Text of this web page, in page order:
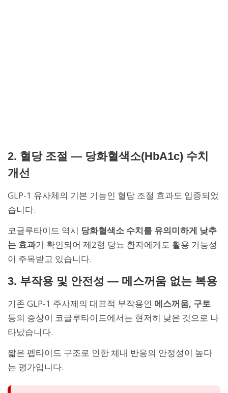
2. 혈당 조절 — 당화혈색소(HbA1c) 수치
개선
GLP-1 유사체의 기본 기능인 혈당 조절 효과도 입증되었
습니다.
코글루타이드 역시 당화혈색소 수치를 유의미하게 낮추
는 효과가 확인되어 제2형 당뇨 환자에게도 활용 가능성
이 주목받고 있습니다.
3. 부작용 및 안전성 — 메스꺼움 없는 복용
기존 GLP-1 주사제의 대표적 부작용인 메스꺼움, 구토
등의 증상이 코글루타이드에서는 현저히 낮은 것으로 나
타났습니다.
짧은 펩타이드 구조로 인한 체내 반응의 안정성이 높다
는 평가입니다.